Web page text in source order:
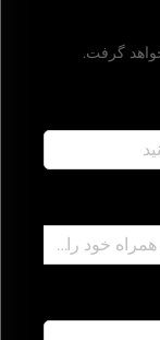
گرفت.